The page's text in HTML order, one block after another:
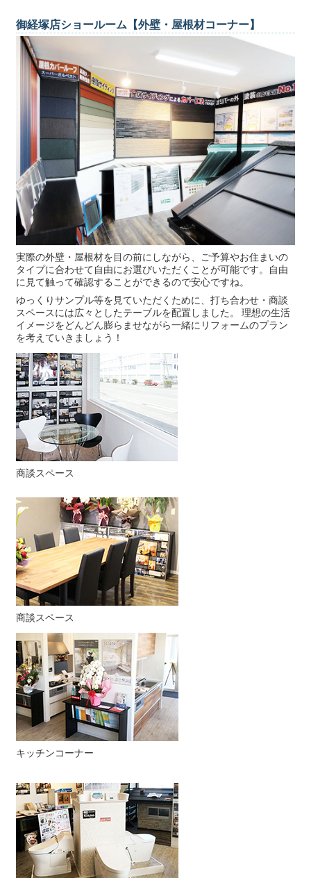
御経塚店ショールーム【外壁・屋根材コーナー】
実際の外壁・屋根材を目の前にしながら、ご予算やお住まいの
タイプに合わせて自由にお選びいただくことが可能です。自由
に見て触って確認することができるので安心ですね。
ゆっくりサンプル等を見ていただくために、打ち合わせ・商談
スペースには広々としたテーブルを配置しました。 理想の生活
イメージをどんどん膨らませながら一緒にリフォームのプラン
を考えていきましょう！
商談スペース
商談スペース
キッチンコーナー